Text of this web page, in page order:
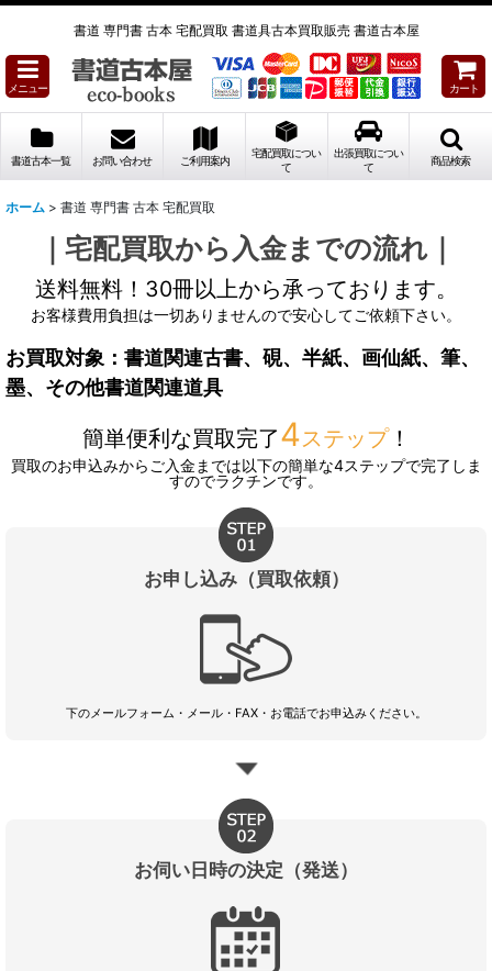
書道 専門書 古本 宅配買取 書道具古本買取販売 書道古本屋
メニュー カート
書道古本一覧 お問い合わせ ご利用案内
宅配買取につい
て
出張買取につい
て
商品検索
ホーム > 書道 専門書 古本 宅配買取
｜宅配買取から入金までの流れ｜
送料無料！30冊以上から承っております。
お客様費用負担は一切ありませんので安心してご依頼下さい。
お買取対象：書道関連古書、硯、半紙、画仙紙、筆、
墨、その他書道関連道具
簡単便利な買取完了4ステップ！
買取のお申込みからご入金までは以下の簡単な4ステップで完了しま
すのでラクチンです。
お申し込み（買取依頼）
下のメールフォーム・メール・FAX・お電話でお申込みください。
お伺い日時の決定（発送）